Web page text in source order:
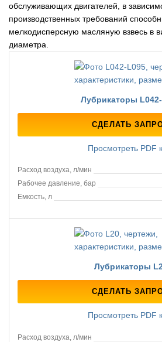
обслуживающих двигателей, в
производственных требований
мелкодисперсную масляную взвесь в
диаметра.
Лубрикаторы
СДЕЛАТЬ
Просмотреть PDF
Расход воздуха, л/мин
Рабочее давление, бар
Емкость, л
Лубрикаторы
СДЕЛАТЬ
Просмотреть PDF
Расход воздуха, л/мин